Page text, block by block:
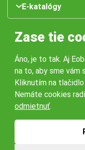
E-katalógy
Naše pobočky:
Obchodné podmienky
Zase tie
Áno, je to tak. Aj
na to, aby sme vám
Kliknutím na tlačidlo
Nemáte cookies
odmietnuť.